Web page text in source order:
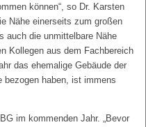
können“, so Dr. Karsten
Nähe einerseits zum großen
auch die unmittelbare Nähe
Kollegen aus dem Fachbereich
das ehemalige Gebäude der
bezogen haben, ist immens
im kommenden Jahr. „Bevor